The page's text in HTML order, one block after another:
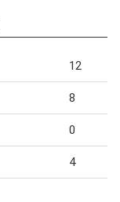
12
8
0
4